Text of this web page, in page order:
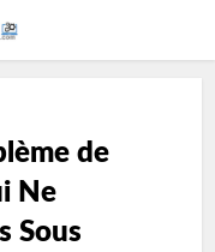
de
Ne
Sous